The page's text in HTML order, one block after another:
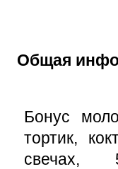
Общая
Бонус
тортик,
свечах,